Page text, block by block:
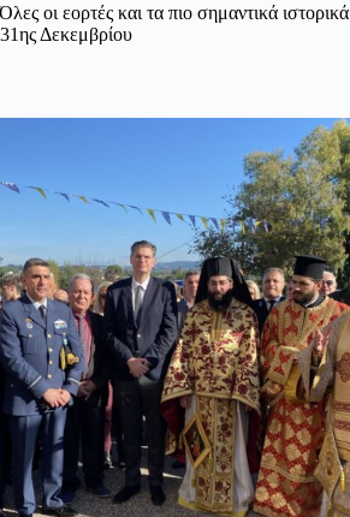
οι εορτές και τα πιο σημαντικά ιστορικά
Δεκεμβρίου